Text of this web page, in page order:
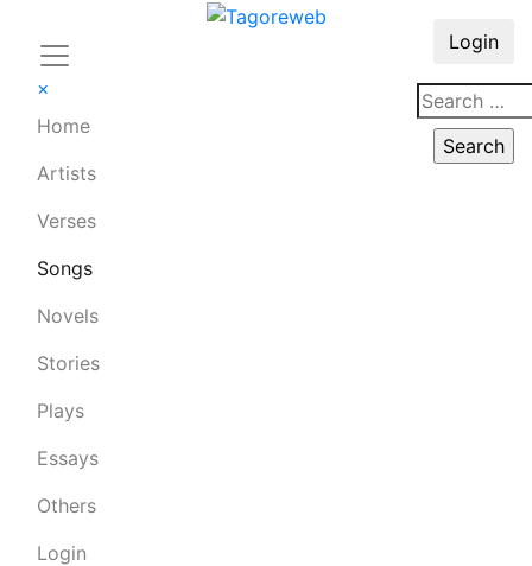
×
Home
Artists
Verses
Songs
Novels
Stories
Plays
Essays
Others
Login
Login